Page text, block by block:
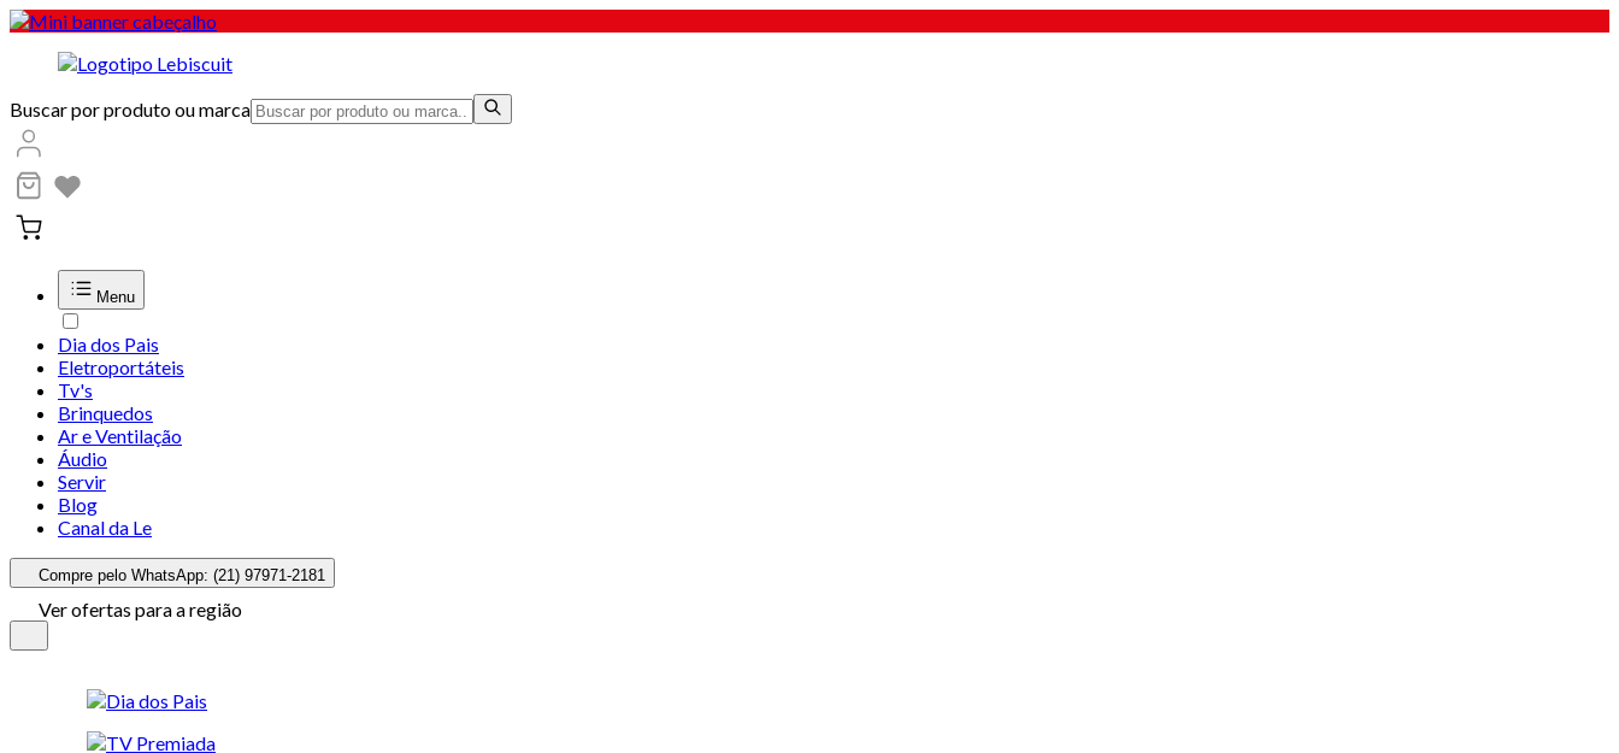
Buscar por produto ou marca
Menu
Dia dos Pais
Eletroportáteis
Tv's
Brinquedos
Ar e Ventilação
Áudio
Servir
Blog
Canal da Le
Compre pelo WhatsApp: (21) 97971-2181
Ver ofertas para a região